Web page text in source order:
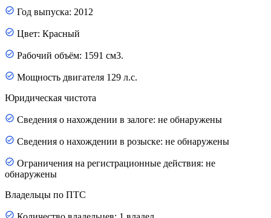
Год выпуска: 2012
Цвет: Красный
Рабочий объём: 1591 см3.
Мощность двигателя 129 л.с.
Юридическая чистота
Сведения о нахождении в залоге: не обнаружены
Сведения о нахождении в розыске: не обнаружены
Ограничения на регистрационные действия: не
обнаружены
Владельцы по ПТС